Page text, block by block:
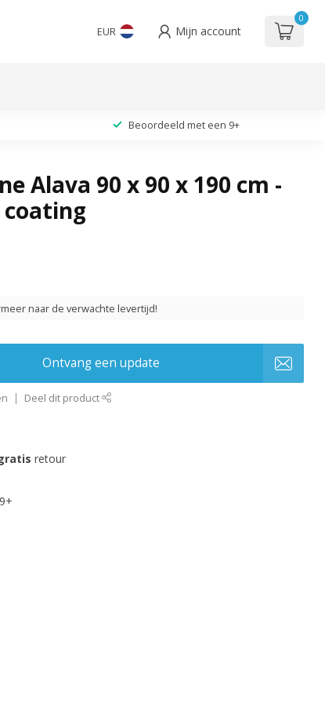
EUR Mijn account
0
Beoordeeld met een 9+
Alava 90 x 90 x 190 cm -
coating
naar de verwachte levertijd!
Ontvang een update
Deel dit product
retour